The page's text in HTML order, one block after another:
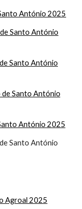
António 2025
Santo António
Santo António
de Santo António
António 2025
Santo António
Agroal 2025